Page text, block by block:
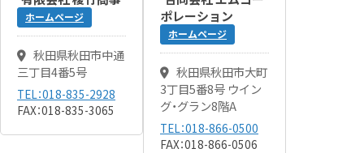
ホームページ
秋田県秋田市中通
三丁目4番5号
TEL：018-835-2928
FAX：018-835-3065
ポレーション
ホームページ
秋田県秋田市大町
3丁目5番8号 ウイン
グ・グラン8階A
TEL：018-866-0500
FAX：018-866-0506